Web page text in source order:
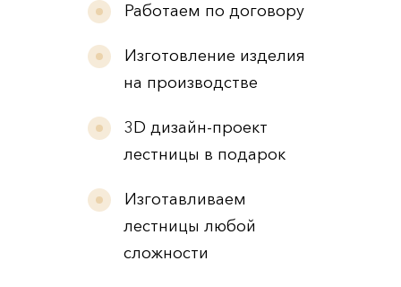
Работаем по договору
Изготовление изделия
на производстве
3D дизайн-проект
лестницы в подарок
Изготавливаем
лестницы любой
сложности